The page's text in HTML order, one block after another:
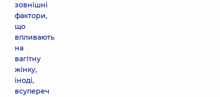
зовнішні
фактори,
що
впливають
на
вагітну
жінку,
іноді,
всупереч